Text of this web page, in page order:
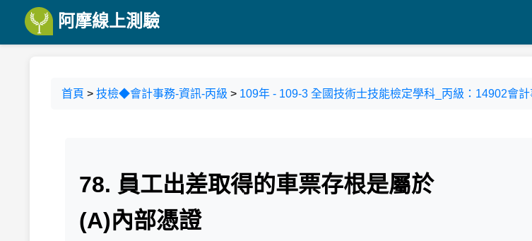
阿摩線上測驗
首頁 > 技檢◆會計事務-資訊-丙級 > 109年 - 109-3 全國技術士技能檢定學科_丙級：14902會
78. 員工出差取得的車票存根是屬於
(A)內部憑證